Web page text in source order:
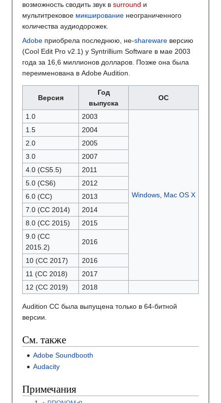
возможность сводить звук в surround и
мультитрековое микширование неограниченного
количества аудиодорожек.
Adobe приобрела последнюю, не-shareware версию
(Cool Edit Pro v2.1) у Syntrillium Software в мае 2003
года за 16,6 миллионов долларов. Позже она была
переименована в Adobe Audition.
Версия
Год
выпуска
ОС
1.0 2003
Windows, Mac OS X
1.5
2004
2.0
2005
3.0
2007
4.0 (CS5.5)
2011
5.0 (CS6)
2012
6.0 (CC)
2013
7.0 (CC 2014)
2014
8.0 (CC 2015)
2015
9.0 (CC
2015.2)
2016
10 (CC 2017)
2016
11 (CC 2018)
2017
12 (CC 2019)
2018
Audition CC была выпущена только в 64-битной
версии.
См. также
Adobe Soundbooth
Audacity
Примечания